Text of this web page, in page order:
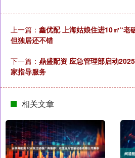
上一篇： 鑫优配 上海姑娘住进10㎡“老
但独居还不错
下一篇： 鼎盛配资 应急管理部启动
家指导服务
相关文章